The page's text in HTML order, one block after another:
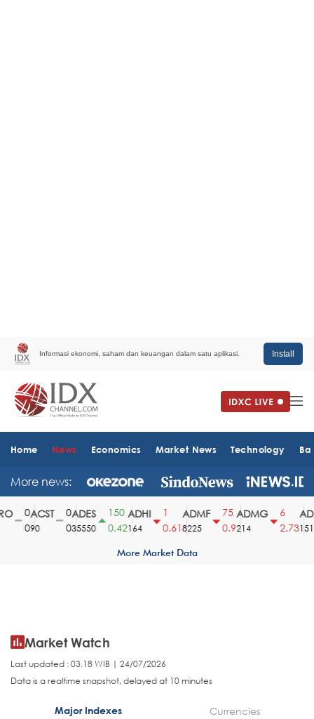
Informasi ekonomi, saham dan keuangan dalam satu aplikasi. Install
Home News Economics Market News Technology
More news:
ACST
90
ADES
35550
150
0.42
ADHI
164
0.61
ADMF
8225
75
0.9
ADMG
214
2.731510
More Market Data
Market Watch
Last updated : 03.18 WIB | 24/07/2026
Data is a realtime snapshot, delayed at 10 minutes
Major Indexes Currencies